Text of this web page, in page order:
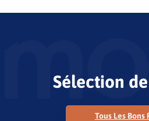
Sélection
Tous Les Bons